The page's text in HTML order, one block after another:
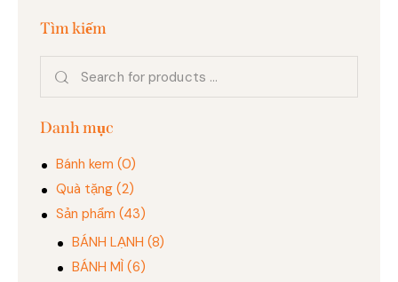
Tìm kiếm
Danh mục
Bánh kem (0)
Quà tặng (2)
Sản phẩm (43)
BÁNH LẠNH (8)
BÁNH MÌ (6)